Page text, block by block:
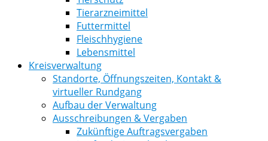
Tierarzneimittel
Futtermittel
Fleischhygiene
Lebensmittel
Kreisverwaltung
Standorte, Öffnungszeiten, Kontakt &
virtueller Rundgang
Aufbau der Verwaltung
Ausschreibungen & Vergaben
Zukünftige Auftragsvergaben